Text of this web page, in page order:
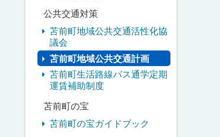
公共交通対策
苫前町地域公共交通活性化協
議会
苫前町地域公共交通計画
苫前町生活路線バス通学定期
運賃補助制度
苫前町の宝
苫前町の宝ガイドブック